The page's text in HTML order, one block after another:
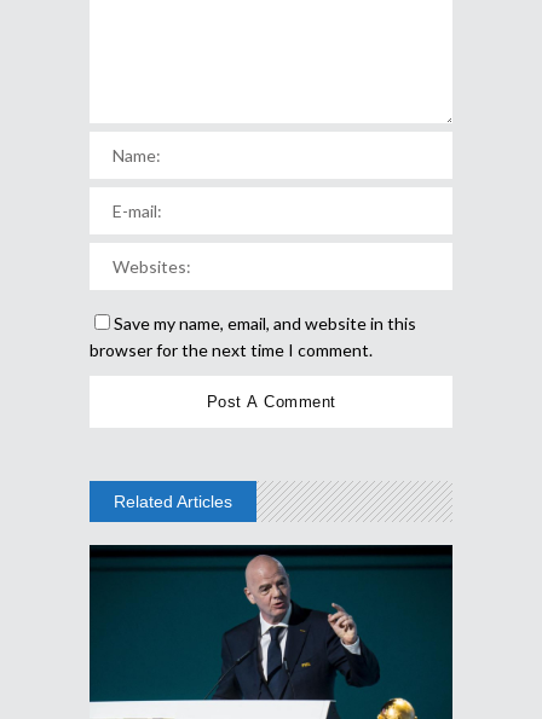
Save my name, email, and website in this
browser for the next time I comment.
Related Articles